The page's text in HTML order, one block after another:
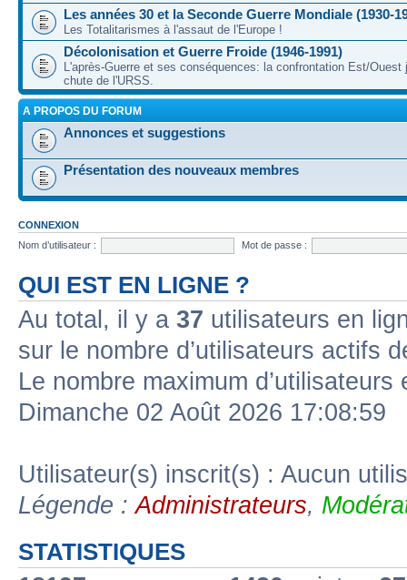
Les années 30 et la Seconde Guerre Mondiale (1930-
Les Totalitarismes à l'assaut de l'Europe !
Décolonisation et Guerre Froide (1946-1991)
L'après-Guerre et ses conséquences: la confrontation Est/Ouest
chute de l'URSS.
A PROPOS DU FORUM
Annonces et suggestions
Présentation des nouveaux membres
CONNEXION
Nom d’utilisateur :
Mot de passe :
QUI EST EN LIGNE ?
Au total, il y a 37 utilisateurs en
sur le nombre d’utilisateurs actifs
Le nombre maximum
Dimanche 02 Août 2026 17:08:59
Utilisateur(s) inscrit(s) : Aucun
Légende :Administrateurs,
STATISTIQUES